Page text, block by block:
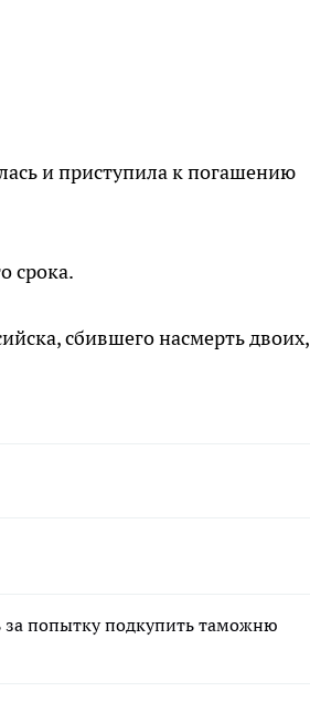
и приступила к погашению
срока.
сбившего насмерть двоих,
за попытку подкупить таможню